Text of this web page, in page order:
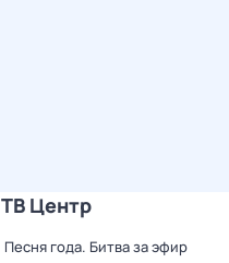
ТВ Центр
Песня года. Битва за эфир